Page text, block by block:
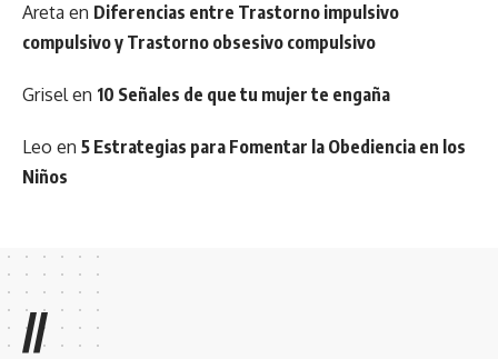
Areta en Diferencias entre Trastorno impulsivo
compulsivo y Trastorno obsesivo compulsivo
Griselen 10 Señales de que tu mujer te engaña
Leo en 5 Estrategias para Fomentar la Obediencia en los
Niños
//